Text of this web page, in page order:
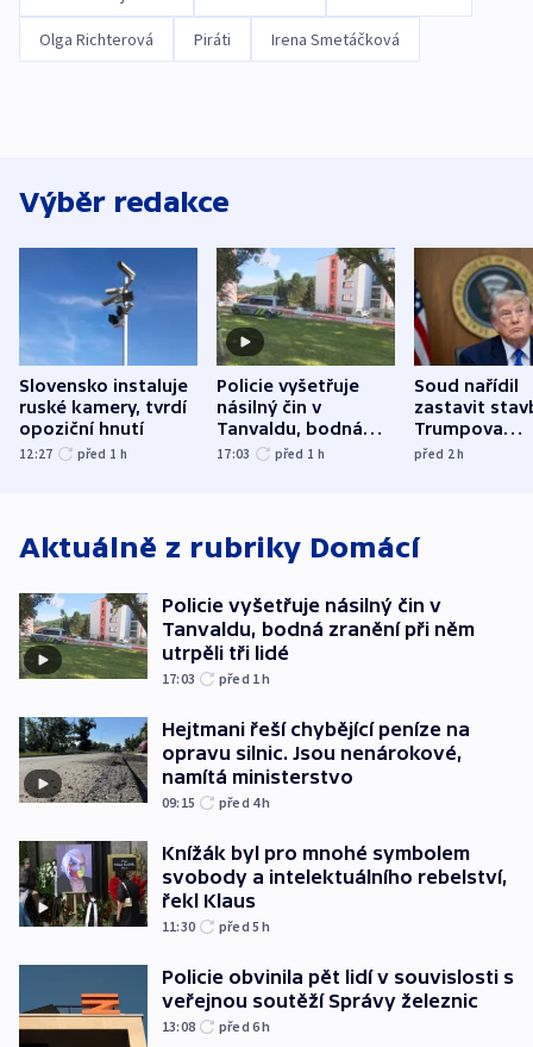
Olga Richterová Piráti Irena Smetáčková
Výběr redakce
Slovensko instaluje
ruské kamery, tvrdí
opoziční hnutí
12:27 před 1 h
Policie vyšetřuje
násilný čin v
Tanvaldu, bodná
zranění při něm
17:03 před 1 h
Soud nařídil
zastavit
Trumpova
tanečního
před 2h
Aktuálně z rubriky Domácí
Policie vyšetřuje násilný čin v
Tanvaldu, bodná zranění při něm
utrpěli tři lidé
17:03 před 1h
Hejtmani řeší chybějící peníze na
opravu silnic. Jsou nenárokové,
namítá ministerstvo
09:15 před 4h
Knížák byl pro mnohé symbolem
svobody a intelektuálního rebelství,
řekl Klaus
11:30 před 5h
Policie obvinila pět lidí v souvislosti s
veřejnou soutěží Správy železnic
13:08 před 6h